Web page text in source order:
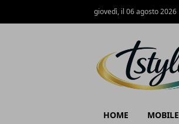
giovedì, il 06 agosto 2026
HOME MOBILE